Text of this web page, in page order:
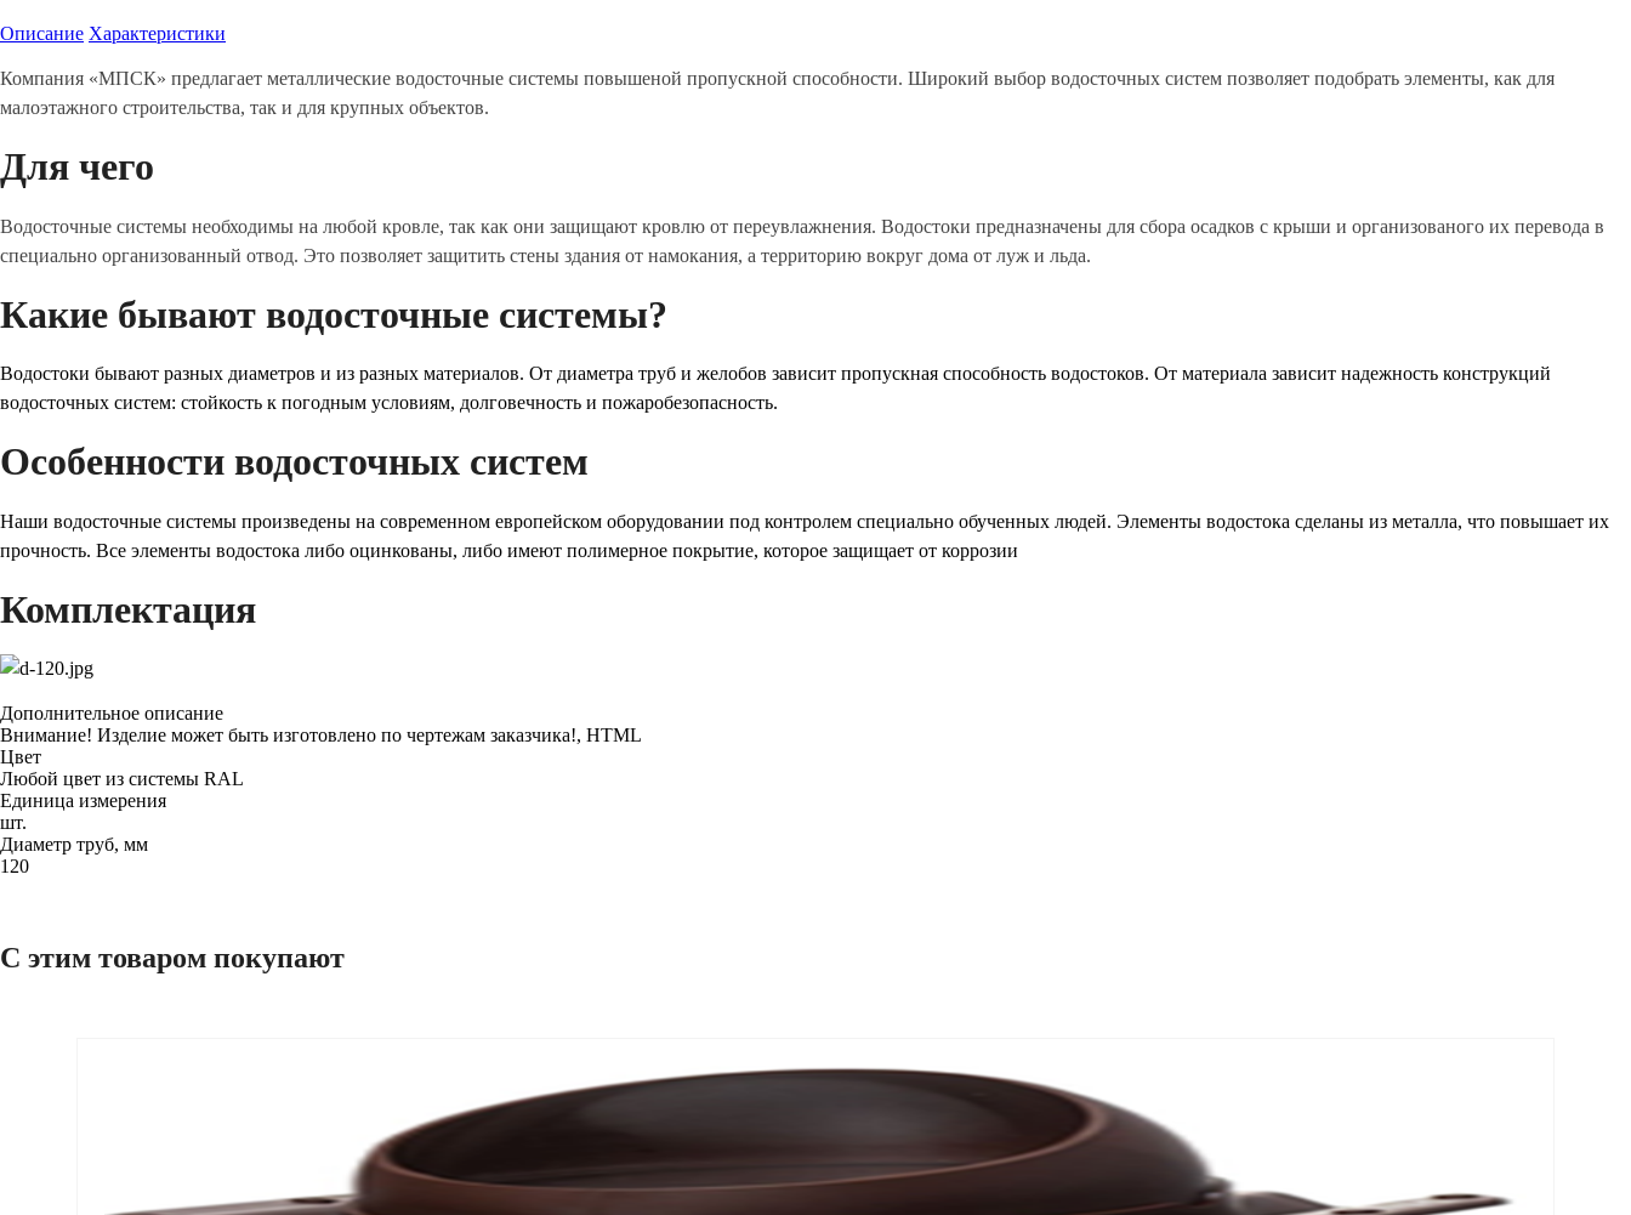
Описание Характеристики
Компания «МПСК» предлагает металлические водосточные системы повышеной пропускной способности. Широкий выбор водосточных систем позволяет подобрать элементы, как для
малоэтажного строительства, так и для крупных объектов.
Для чего
Водосточные системы необходимы на любой кровле, так как они защищают кровлю от переувлажнения. Водостоки предназначены для сбора осадков с крыши и организованого их перевода в
специально организованный отвод. Это позволяет защитить стены здания от намокания, а территорию вокруг дома от луж и льда.
Какие бывают водосточные системы?
Водостоки бывают разных диаметров и из разных материалов. От диаметра труб и желобов зависит пропускная способность водостоков. От материала зависит надежность конструкций
водосточных систем: стойкость к погодным условиям, долговечность и пожаробезопасность.
Особенности водосточных систем
Наши водосточные системы произведены на современном европейском оборудовании под контролем специально обученных людей. Элементы водостока сделаны из металла, что повышает их
прочность. Все элементы водостока либо оцинкованы, либо имеют полимерное покрытие, которое защищает от коррозии
Комплектация
Дополнительное описание
Внимание! Изделие может быть изготовлено по чертежам заказчика!, HTML
Цвет
Любой цвет из системы RAL
Единица измерения
шт.
Диаметр труб, мм
120
С этим товаром покупают